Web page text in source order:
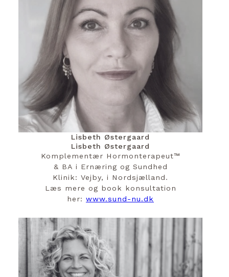
Lisbeth Østergaard
Lisbeth Østergaard
Komplementær Hormonterapeut™️
& BA i Ernæring og Sundhed
Klinik: Vejby, i Nordsjælland.
Læs mere og book konsultation
her: www.sund-nu.dk